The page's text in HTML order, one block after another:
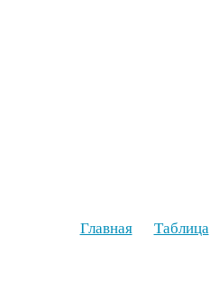
Главная Таблица